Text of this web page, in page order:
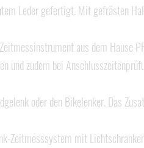
Leder gefertigt. Mit gefrästen
aus dem Hause
und zudem bei
oder den Bikelenker. Das
Zeitmesssystem mit